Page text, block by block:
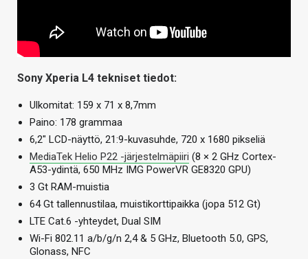
Sony Xperia L4 tekniset tiedot:
Ulkomitat: 159 x 71 x 8,7mm
Paino: 178 grammaa
6,2″ LCD-näyttö, 21:9-kuvasuhde, 720 x 1680 pikseliä
MediaTek Helio P22 -järjestelmäpiiri (8 × 2 GHz Cortex-
A53-ydintä, 650 MHz IMG PowerVR GE8320 GPU)
3 Gt RAM-muistia
64 Gt tallennustilaa, muistikorttipaikka (jopa 512 Gt)
LTE Cat.6 -yhteydet, Dual SIM
Wi-Fi 802.11 a/b/g/n 2,4 & 5 GHz, Bluetooth 5.0, GPS,
Glonass, NFC